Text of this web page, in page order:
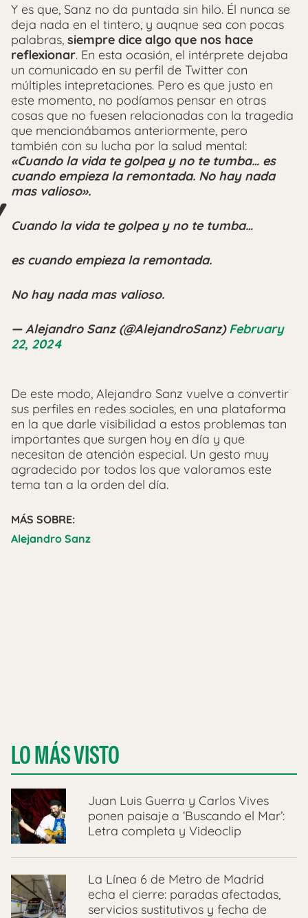
Y es que, Sanz no da puntada sin hilo. Él nunca se
deja nada en el tintero, y auqnue sea con pocas
palabras, siempre dice algo que nos hace
reflexionar. En esta ocasión, el intérprete dejaba
un comunicado en su perfil de Twitter con
múltiples intepretaciones. Pero es que justo en
este momento, no podíamos pensar en otras
cosas que no fuesen relacionadas con la tragedia
que mencionábamos anteriormente, pero
también con su lucha por la salud mental:
«Cuando la vida te golpea y no te tumba… es
cuando empieza la remontada. No hay nada
mas valioso».
Cuando la vida te golpea y no te tumba…
es cuando empieza la remontada.
No hay nada mas valioso.
— Alejandro Sanz (@AlejandroSanz)February
22, 2024
De este modo, Alejandro Sanz vuelve a convertir
sus perfiles en redes sociales, en una plataforma
en la que darle visibilidad a estos problemas tan
importantes que surgen hoy en día y que
necesitan de atención especial. Un gesto muy
agradecido por todos los que valoramos este
tema tan a la orden del día.
MÁS SOBRE:
Alejandro Sanz
LO MÁS VISTO
Juan Luis Guerra y Carlos Vives
ponen paisaje a ‘Buscando el Mar’:
Letra completa y Videoclip
La Línea 6 de Metro de Madrid
echa el cierre: paradas afectadas,
servicios sustitutivos y fecha de